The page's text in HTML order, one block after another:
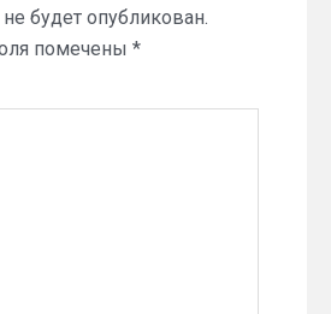
будет опубликован.
помечены *